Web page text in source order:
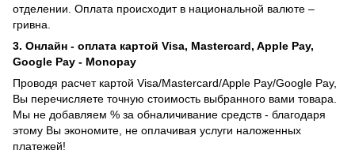
отделении. Оплата происходит в национальной валюте –
гривна.
3. Онлайн - оплата картой Visa, Mastercard, Apple Pay,
Google Pay - Monopay
Проводя расчет картой Visa/Mastercard/Apple Pay/Google Pay,
Вы перечисляете точную стоимость выбранного вами товара.
Мы не добавляем % за обналичивание средств - благодаря
этому Вы экономите, не оплачивая услуги наложенных
платежей!